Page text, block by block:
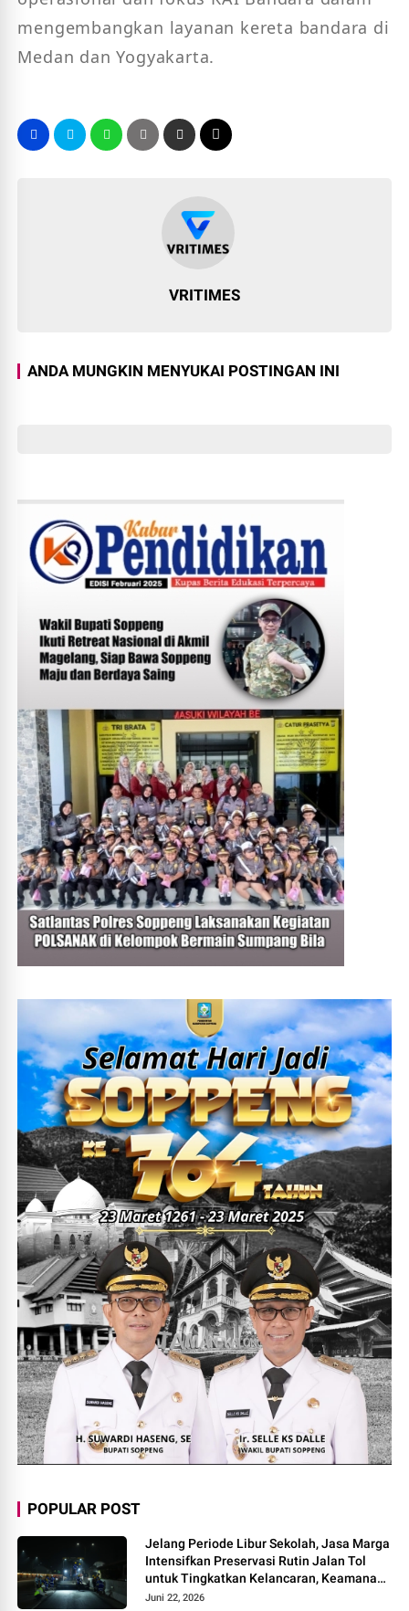
mengembangkan layanan kereta bandara di
Medan dan Yogyakarta.
VRITIMES
ANDA MUNGKIN MENYUKAI POSTINGAN INI
POPULAR POST
Jelang Periode Libur Sekolah, Jasa Marga
Intensifkan Preservasi Rutin Jalan Tol
untuk Tingkatkan Kelancaran, Keamanan
dan Kenyamanan Perjalanan
Juni 22, 2026